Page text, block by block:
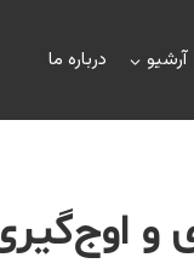
آرشیو درباره ما
و